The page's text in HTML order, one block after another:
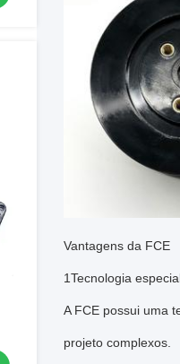
Vantagens da FCE
1Tecnologia
A FCE possui uma
projeto complexos.